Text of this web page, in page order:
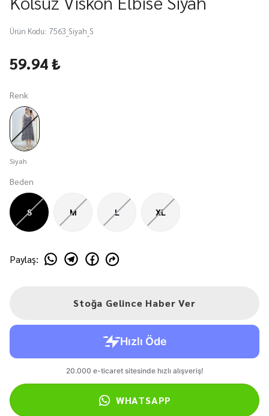
Ürün Kodu: 7563_Siyah_S
59.94 ₺
Renk
Siyah
Beden
S M L XL
Paylaş:
Stoğa Gelince Haber Ver
WHATSAPP